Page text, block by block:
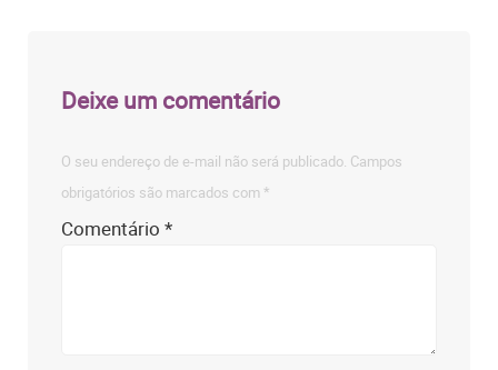
Deixe um comentário
O seu endereço de e-mail não será publicado. Campos
obrigatórios são marcados com *
Comentário*